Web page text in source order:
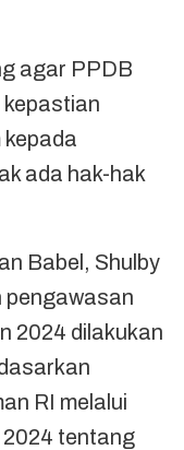
agar PPDB
kepada
ada hak-hak
Babel, Shulby
pengawasan
2024 dilakukan
RI melalui
2024 tentang